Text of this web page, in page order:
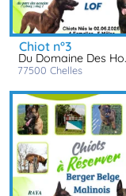
chiot n°3
Du Domaine Des Hoyas
77500 chelles